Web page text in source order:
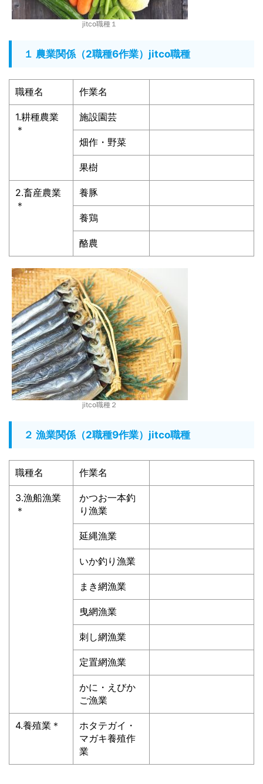
jitco職種１
１ 農業関係（2職種6作業）jitco職種
職種名 作業名
1.耕種農業
＊
施設園芸
畑作・野菜
果樹
2.畜産農業
＊
養豚
養鶏
酪農
jitco職種２
２ 漁業関係（2職種9作業）jitco職種
職種名 作業名
3.漁船漁業
＊
かつお一本釣
り漁業
延縄漁業
いか釣り漁業
まき網漁業
曳網漁業
刺し網漁業
定置網漁業
かに・えびか
ご漁業
4.養殖業＊
ホタテガイ・
マガキ養殖作
業